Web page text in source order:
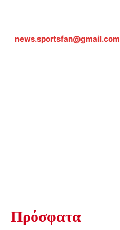
news.sportsfan@gmail.com
Πρόσφατα